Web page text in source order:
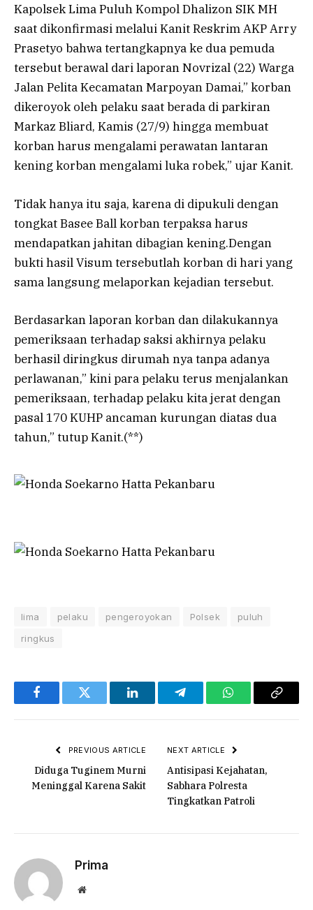
Kapolsek Lima Puluh Kompol Dhalizon SIK MH
saat dikonfirmasi melalui Kanit Reskrim AKP Arry
Prasetyo bahwa tertangkapnya ke dua pemuda
tersebut berawal dari laporan Novrizal (22) Warga
Jalan Pelita Kecamatan Marpoyan Damai,” korban
dikeroyok oleh pelaku saat berada di parkiran
Markaz Bliard, Kamis (27/9) hingga membuat
korban harus mengalami perawatan lantaran
kening korban mengalami luka robek,” ujar Kanit.
Tidak hanya itu saja, karena di dipukuli dengan
tongkat Basee Ball korban terpaksa harus
mendapatkan jahitan dibagian kening.Dengan
bukti hasil Visum tersebutlah korban di hari yang
sama langsung melaporkan kejadian tersebut.
Berdasarkan laporan korban dan dilakukannya
pemeriksaan terhadap saksi akhirnya pelaku
berhasil diringkus dirumah nya tanpa adanya
perlawanan,” kini para pelaku terus menjalankan
pemeriksaan, terhadap pelaku kita jerat dengan
pasal 170 KUHP ancaman kurungan diatas dua
tahun,” tutup Kanit.(**)
lima pelaku pengeroyokan Polsek
puluh
ringkus
FacebookTwitter LinkedInTelegramWhatsAppCopy
PREVIOUS ARTICLE
Diduga Tuginem Murni
Meninggal Karena Sakit
NEXT ARTICLE
Antisipasi Kejahatan,
Sabhara Polresta
Tingkatkan Patroli
Prima
Website